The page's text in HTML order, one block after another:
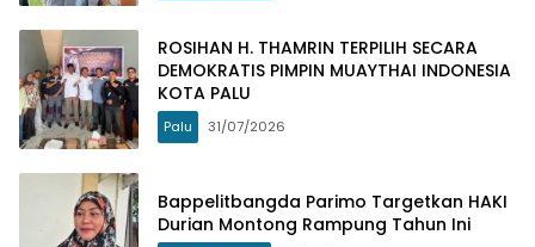
ROSIHAN H. THAMRIN TERPILIH SECARA
DEMOKRATIS PIMPIN MUAYTHAI INDONESIA
KOTA PALU
Palu 31/07/2026
Bappelitbangda Parimo Targetkan HAKI
Durian Montong Rampung Tahun Ini